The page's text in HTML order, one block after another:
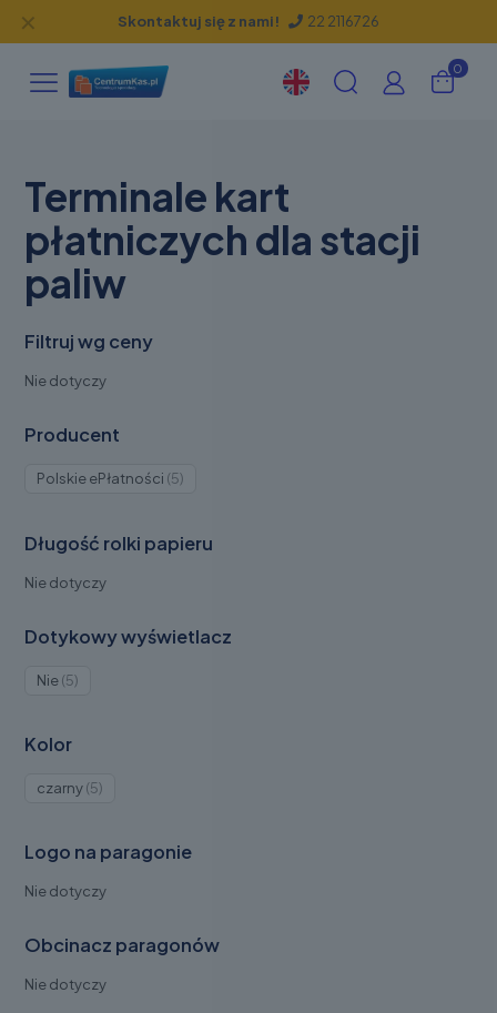
Skontaktuj się z nami! 22 2116726
✕
0
Terminale kart
płatniczych dla stacji
paliw
Filtruj wg ceny
Nie dotyczy
Producent
Polskie ePłatności 5Produkty
Długość rolki papieru
Nie dotyczy
Dotykowy wyświetlacz
Nie 5Produkty
Kolor
czarny 5Produkty
Logo na paragonie
Nie dotyczy
Obcinacz paragonów
Nie dotyczy